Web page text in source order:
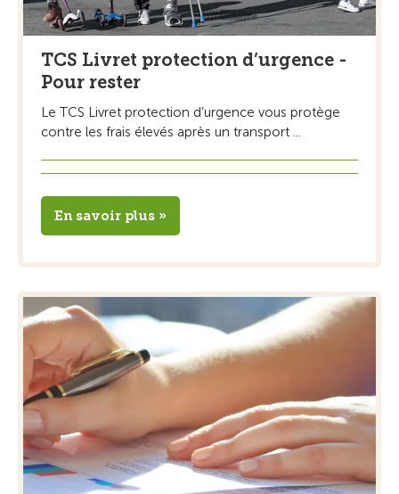
TCS Livret protection d’urgence -
Pour rester
Le TCS Livret protection d’urgence vous protège
contre les frais élevés après un transport ...
En savoir plus »